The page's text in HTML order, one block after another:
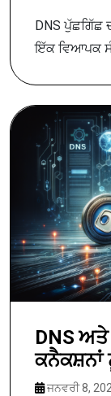
DNS ਪੁੱਛਗਿੱਛ
ਇੱਕ ਵਿਆਪਕ
DNS
ਕਨੈਕਸ਼ਨਾਂ
ਜਨਵਰੀ 8,